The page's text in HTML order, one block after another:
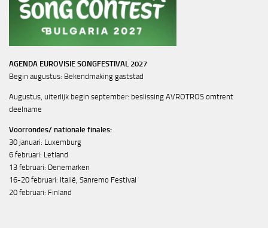
AGENDA EUROVISIE SONGFESTIVAL 2027
Begin augustus: Bekendmaking gaststad
Augustus, uiterlijk begin september: beslissing AVROTROS omtrent
deelname
Voorrondes/ nationale finales:
30 januari: Luxemburg
6 februari: Letland
13 februari: Denemarken
16-20 februari: Italië, Sanremo Festival
20 februari: Finland